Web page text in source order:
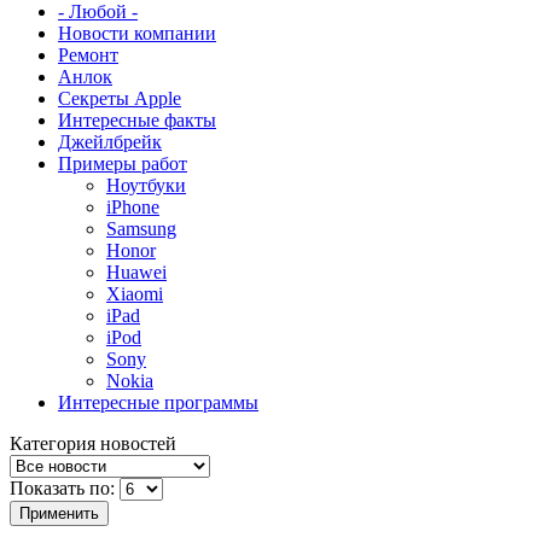
- Любой -
Новости компании
Ремонт
Анлок
Секреты Apple
Интересные факты
Джейлбрейк
Примеры работ
Ноутбуки
iPhone
Samsung
Honor
Huawei
Xiaomi
iPad
iPod
Sony
Nokia
Интересные программы
Категория новостей
Показать по: